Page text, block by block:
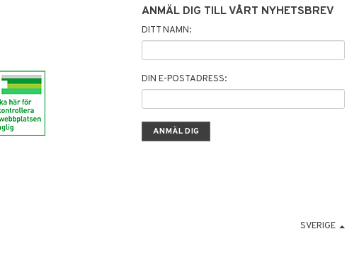
ANMÄL DIG TILL VÅRT NYHETSBREV
DITT NAMN:
DIN E-POSTADRESS:
SVERIGE